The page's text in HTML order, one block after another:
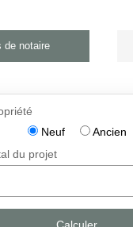
de notaire